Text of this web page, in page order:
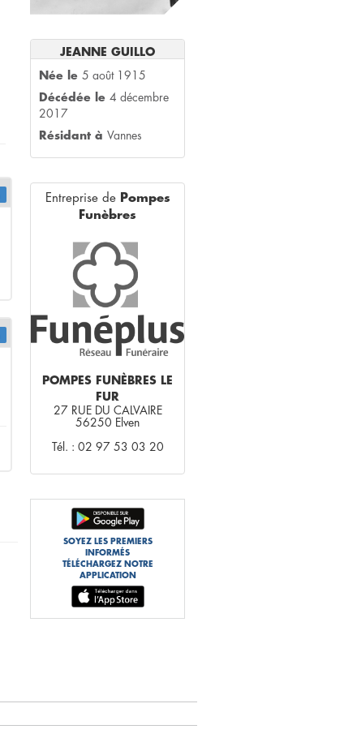
JEANNE GUILLO
Née le 5 août 1915
Décédée le 4 décembre
2017
Résidant à Vannes
Entreprise de Pompes
Funèbres
POMPES FUNÈBRES LE
FUR
27 RUE DU CALVAIRE
56250 Elven
Tél. : 02 97 53 03 20
SOYEZ LES PREMIERS
INFORMÉS
TÉLÉCHARGEZ NOTRE
APPLICATION